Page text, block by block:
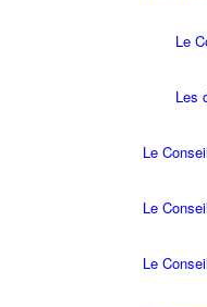
Le
Les
Le
Le
Le